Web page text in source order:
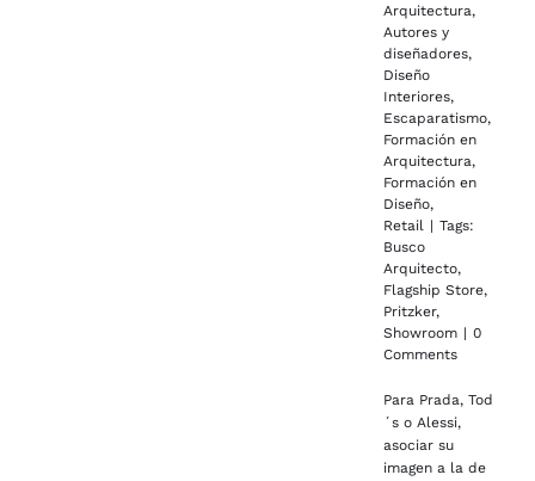
Arquitectura,
Autores y
diseñadores,
Diseño
Interiores,
Escaparatismo,
Formación en
Arquitectura,
Formación en
Diseño,
Retail | Tags:
Busco
Arquitecto,
Flagship Store,
Pritzker,
Showroom | 0
Comments
Para Prada, Tod
´s o Alessi,
asociar su
imagen a la de